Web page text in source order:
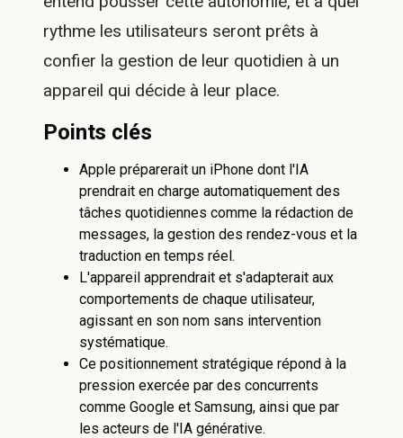
rythme les utilisateurs seront prêts à
confier la gestion de leur quotidien à un
appareil qui décide à leur place.
Points clés
Apple préparerait un iPhone dont l'IA
prendrait en charge automatiquement des
tâches quotidiennes comme la rédaction de
messages, la gestion des rendez-vous et la
traduction en temps réel.
L'appareil apprendrait et s'adapterait aux
comportements de chaque utilisateur,
agissant en son nom sans intervention
systématique.
Ce positionnement stratégique répond à la
pression exercée par des concurrents
comme Google et Samsung, ainsi que par
les acteurs de l'IA générative.